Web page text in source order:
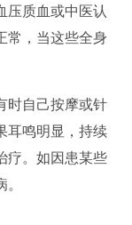
压质血或中医认
常，当这些全身
自己按摩或针
耳鸣明显，持续
疗。如因患某些